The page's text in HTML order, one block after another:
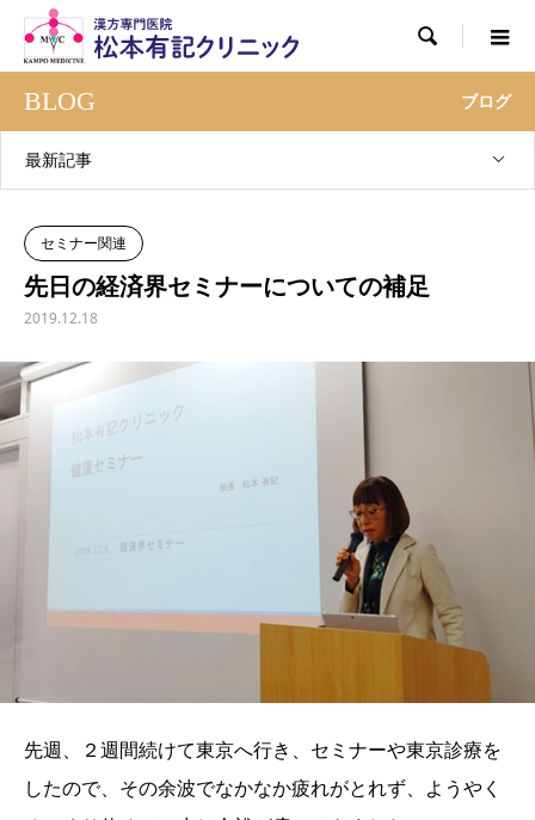

BLOG ブログ
最新記事
セミナー関連
先日の経済界セミナーについての補足
2019.12.18
先週、２週間続けて東京へ行き、セミナーや東京診療を
したので、その余波でなかなか疲れがとれず、ようやく